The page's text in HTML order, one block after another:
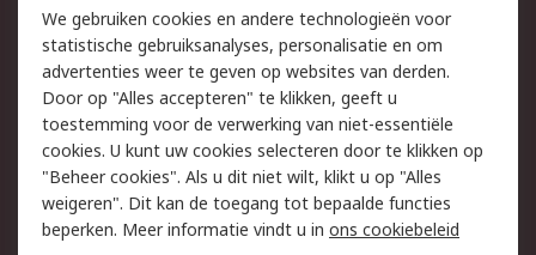
Track & Trace
Wettelijk
Cookiebeleid
Email veiligheid
Privacybeleid
Websitevoorwaarden
Algemene
verkoopvoorwaarden
We gebruiken cookies en andere technologieën voor
statistische gebruiksanalyses, personalisatie en om
advertenties weer te geven op websites van derden.
Door op "Alles accepteren" te klikken, geeft u
toestemming voor de verwerking van niet-essentiële
cookies. U kunt uw cookies selecteren door te klikken op
"Beheer cookies". Als u dit niet wilt, klikt u op "Alles
weigeren". Dit kan de toegang tot bepaalde functies
beperken. Meer informatie vindt u in ons cookiebeleid